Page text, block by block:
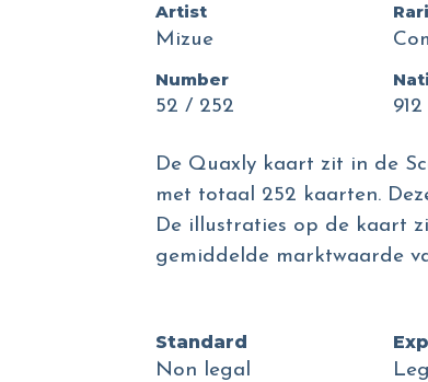
Artist
Mizue
Number
52 / 252
912
De Quaxly kaart zit in de
met totaal 252 kaarten.
De illustraties op de kaart
gemiddelde marktwaarde
Standard
Non legal